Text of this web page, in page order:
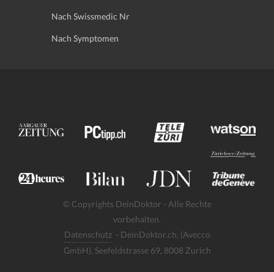
Nach Swissmedic Nr
Nach Symptomen
© Copyrights DeinDoktor - Alle Rechte
vorbehalten.
Datenschutz - DeinDoktor.ch, (Avecco
GmbH), Seefeldstrasse 69, 8008 Zurich